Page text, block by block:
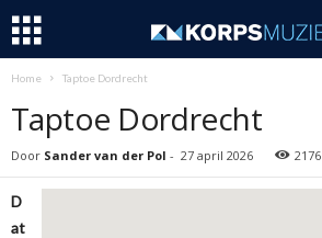
Home Taptoe Dordrecht
Taptoe Dordrecht
Door Sander van der Pol - 27 april 2026 2176
D
at